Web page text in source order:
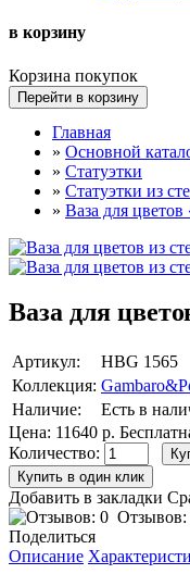
в корзину
Корзина покупок
Перейти в корзину
Главная
» Основной
» Статуэтки
» Статуэтки из
» Ваза для
Ваза для
Артикул:
HBG 1565
Коллекция:
Наличие:
Есть в
Цена: 11640 р.
Количество:
Добавить в закладки
Отзывов:
Поделиться
Описание